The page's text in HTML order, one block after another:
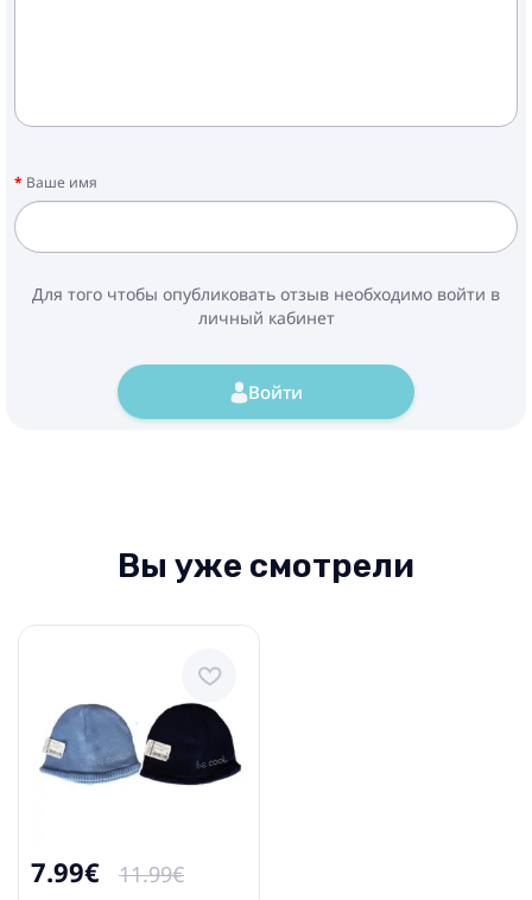
Ваше имя
Для того чтобы опубликовать отзыв необходимо войти в
личный кабинет
Войти
Вы уже смотрели
7.99€ 11.99€